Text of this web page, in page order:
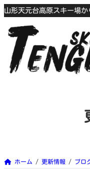
内
容
ス
キ
山形天元台高原スキー場
ホーム 更新情報 ブロ